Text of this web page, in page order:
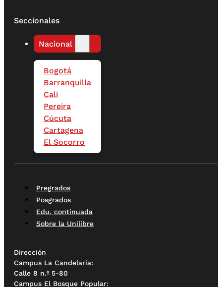
Seccionales
Nacional
Bogotá
Barranquilla
Cali
Pereira
Cúcuta
Cartagena
El Socorro
Pregrados
Posgrados
Edu. continuada
Sobre la Unilibre
Dirección
Campus La Candelaria:
Calle 8 n.º 5-80
Campus El Bosque Popular: